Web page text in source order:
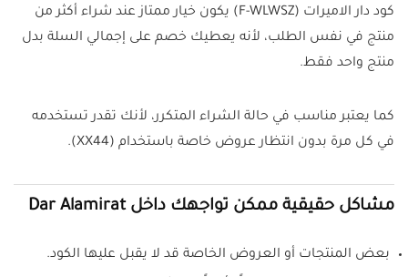
كود دار الاميرات (F-WLWSZ) يكون خيار ممتاز عند شراء أكثر من
منتج في نفس الطلب، لأنه يعطيك خصم على إجمالي السلة بدل
منتج واحد فقط.
كما يعتبر مناسب في حالة الشراء المتكرر، لأنك تقدر تستخدمه
في كل مرة بدون انتظار عروض خاصة باستخدام (XX44).
مشاكل حقيقية ممكن تواجهك داخل Dar Alamirat
بعض المنتجات أو العروض الخاصة قد لا يقبل عليها الكود.